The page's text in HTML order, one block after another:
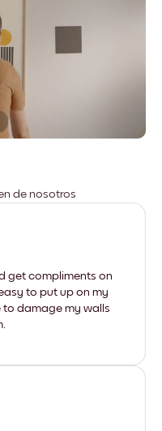
de nosotros
get compliments on
to put up on my
to damage my walls